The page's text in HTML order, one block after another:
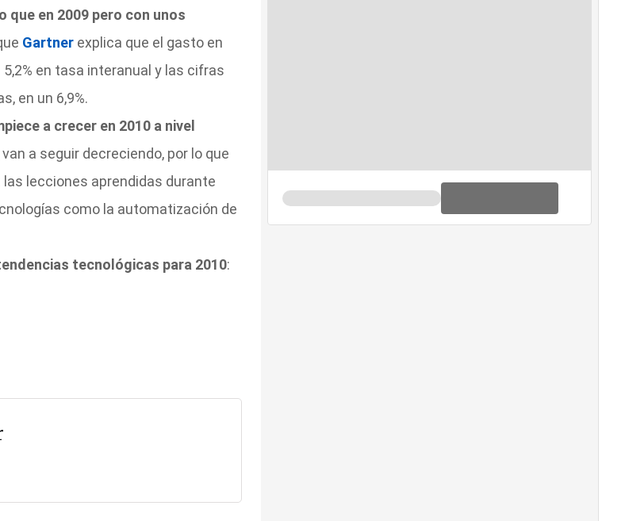
que en 2009 pero con unos
Gartner explica que el gasto en
en tasa interanual y las cifras
en un 6,9%.
a crecer en 2010 a nivel
a seguir decreciendo, por lo que
lecciones aprendidas durante
como la automatización de
tecnológicas para 2010: